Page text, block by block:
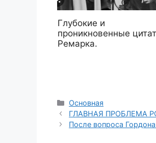
Глубокие и
проникновенные
Ремарка.
Рубрики
Основная
ГЛАВНАЯ ПРОБЛЕМА
После вопроса